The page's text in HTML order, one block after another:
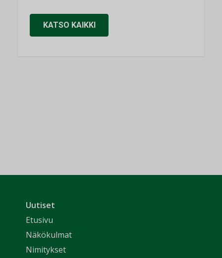
KATSO KAIKKI
Uutiset
Etusivu
Näkökulmat
Nimitykset